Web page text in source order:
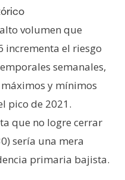
volumen que
incrementa el riesgo
semanales,
y mínimos
pico de 2021.
que no logre cerrar
sería una mera
primaria bajista.